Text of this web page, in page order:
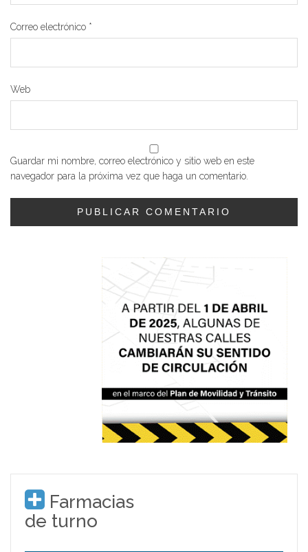
Correo electrónico *
Web
Guardar mi nombre, correo electrónico y sitio web en este
navegador para la próxima vez que haga un comentario.
Farmacias
de turno